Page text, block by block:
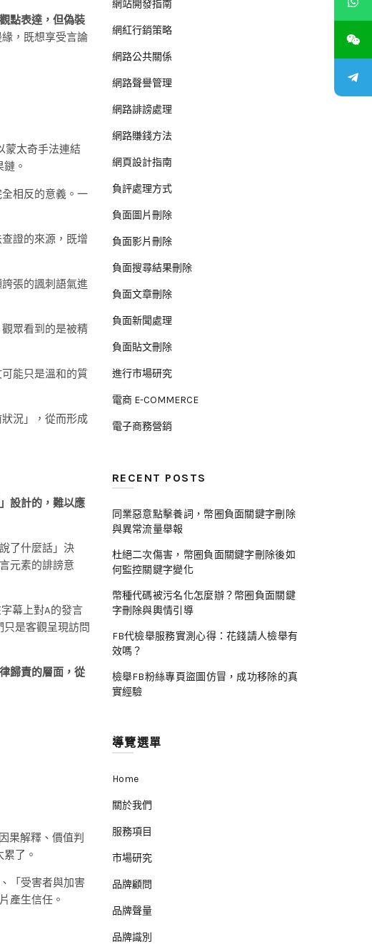
點表達，但偽裝
，既想享受言論
蒙太奇手法連結
。
相反的意義。一
證的來源，既增
張的諷刺語氣進
眾看到的是被精
能只是溫和的質
況」，從而形成
設計的，難以應
了什麼話」決
元素的誹謗意
幕上對A的發言
是客觀呈現訪問
歸責的層面，從
果解釋、價值判
了。
「受害者與加害
產生信任。
網站開發指南
網紅行銷策略
網路公共關係
網路聲譽管理
網路誹謗處理
網路賺錢方法
網頁設計指南
負評處理方式
負面圖片刪除
負面影片刪除
負面搜尋結果刪除
負面文章刪除
負面新聞處理
負面貼文刪除
進行市場研究
電商 E-COMMERCE
電子商務營銷
RECENT POSTS
同業惡意點擊養詞，幣圈負面關鍵字刪除
與異常流量舉報
杜絕二次傷害，幣圈負面關鍵字刪除後如
何監控關鍵字變化
幣種代碼被污名化怎麼辦？幣圈負面關鍵
字刪除與輿情引導
FB代檢舉服務實測心得：花錢請人檢舉有
效嗎？
檢舉FB粉絲專頁盜圖仿冒，成功移除的真
實經驗
導覽選單
Home
關於我們
服務項目
市場研究
品牌顧問
品牌聲量
品牌識別